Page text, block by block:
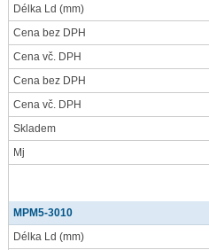
Délka Ld (mm)
Cena bez DPH
Cena vč. DPH
Cena bez DPH
Cena vč. DPH
Skladem
Mj
MPM5-3010
Délka Ld (mm)